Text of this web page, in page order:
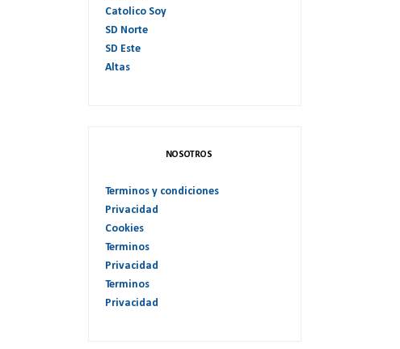
Catolico Soy
SD Norte
SD Este
Altas
NOSOTROS
Terminos y condiciones
Privacidad
Cookies
Terminos
Privacidad
Terminos
Privacidad